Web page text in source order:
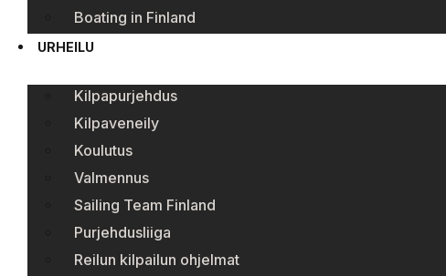
Boating in Finland
URHEILU
Kilpapurjehdus
Kilpaveneily
Koulutus
Valmennus
Sailing Team Finland
Purjehdusliiga
Reilun kilpailun ohjelmat